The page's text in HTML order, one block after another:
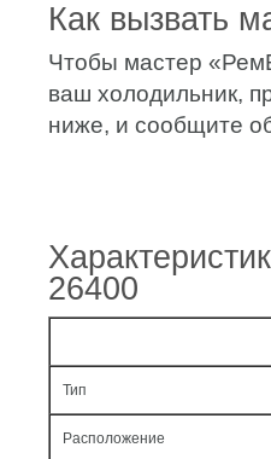
Как вызвать
Чтобы мастер
ваш холодильник,
ниже, и сообщите
26400
Тип
Расположение